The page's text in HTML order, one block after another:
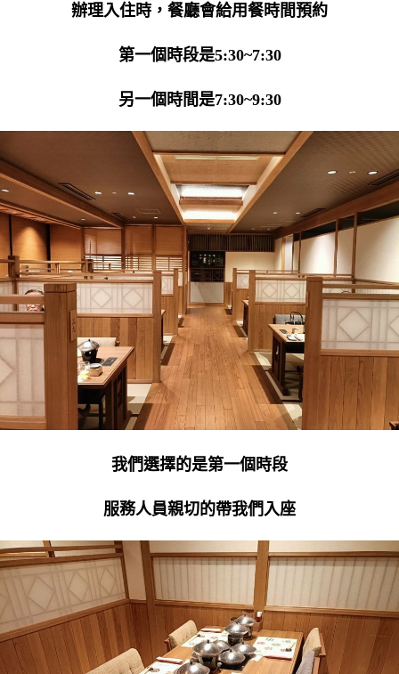
辦理入住時，餐廳會給用餐時間預約
第一個時段是5:30~7:30
另一個時間是7:30~9:30
我們選擇的是第一個時段
服務人員親切的帶我們入座